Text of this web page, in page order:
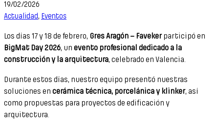
19/02/2026
Actualidad, Eventos
Los días 17 y 18 de febrero, Gres Aragón – Favekerparticipó en
BigMat Day 2026, un evento profesional dedicado a la
construcción y la arquitectura, celebrado en Valencia.
Durante estos días, nuestro equipo presentó nuestras
soluciones en cerámica técnica, porcelánica y klinker, así
como propuestas para proyectos de edificación y
arquitectura.